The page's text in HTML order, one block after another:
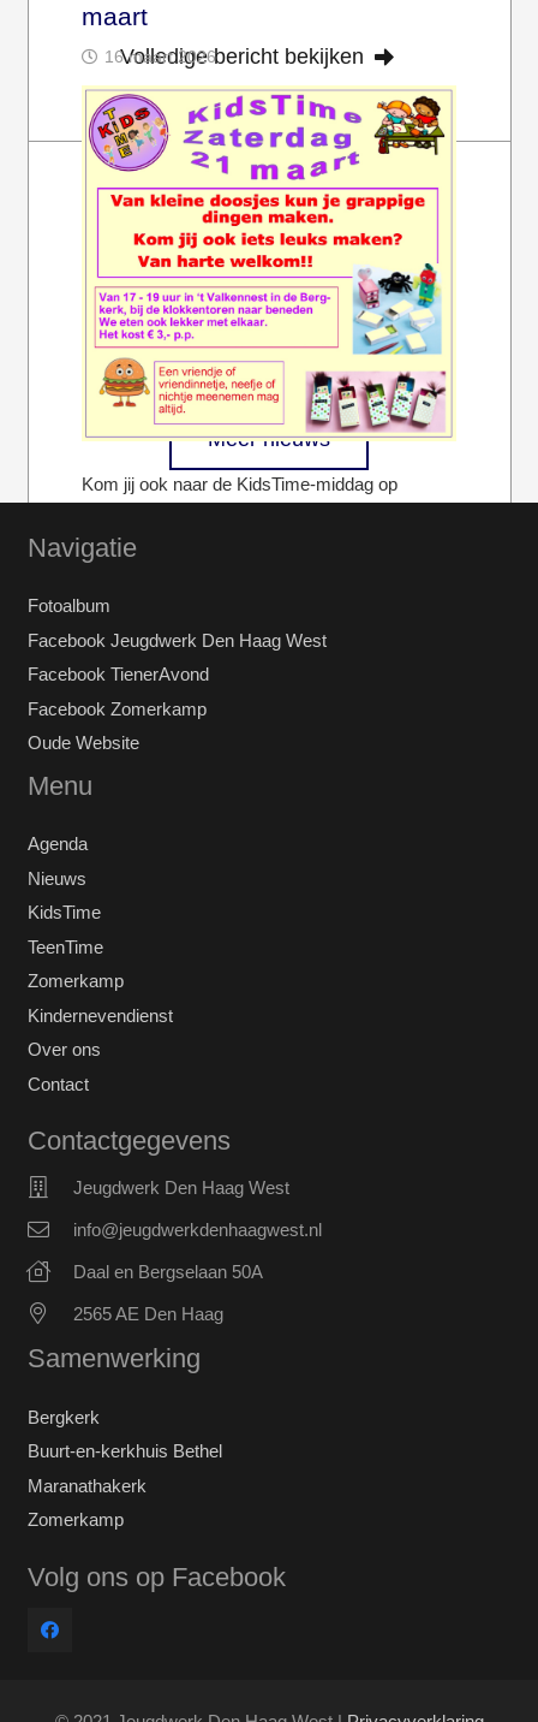
Volledige bericht bekijken
maart
16 maart 2026
Kom jij ook naar de KidsTime-middag op
Valkennest (onderin de…
Volledige bericht bekijken
Meer nieuws
Navigatie
Fotoalbum
Facebook Jeugdwerk Den Haag West
Facebook TienerAvond
Facebook Zomerkamp
Oude Website
Menu
Agenda
Nieuws
KidsTime
TeenTime
Zomerkamp
Kindernevendienst
Over ons
Contact
Contactgegevens
Jeugdwerk Den Haag West
info@jeugdwerkdenhaagwest.nl
Daal en Bergselaan 50A
2565 AE Den Haag
Samenwerking
Bergkerk
Buurt-en-kerkhuis Bethel
Maranathakerk
Zomerkamp
Volg ons op Facebook